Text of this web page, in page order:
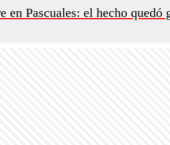
en Pascuales: el hecho quedó